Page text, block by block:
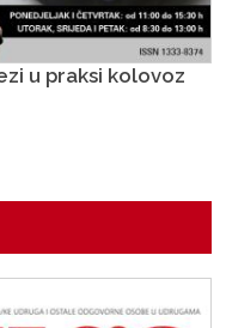
u praksi kolovoz